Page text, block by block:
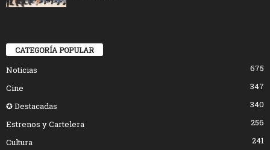
CATEGORÍA POPULAR
Noticias
675
Cine
347
✪ Destacadas
340
Estrenos y Cartelera
256
Cultura
241